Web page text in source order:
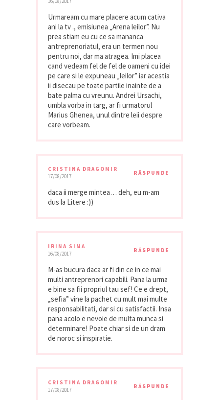
Urmaream cu mare placere acum cativa
ani la tv ., emisiunea „Arena leilor”. Nu
prea stiam eu cu ce sa mananca
antreprenoriatul, era un termen nou
pentru noi, dar ma atragea. Imi placea
cand vedeam fel de fel de oameni cu idei
pe care si le expuneau „leilor” iar acestia
ii disecau pe toate partile inainte de a
bate palma cu vreunu. Andrei Ursachi,
umbla vorba in targ, ar fi urmatorul
Marius Ghenea, unul dintre leii despre
care vorbeam.
CRISTINA DRAGOMIR
17/08/2017
RĂSPUNDE
daca ii merge mintea… deh, eu m-am
dus la Litere :))
IRINA SIMA
16/08/2017
RĂSPUNDE
M-as bucura daca ar fi din ce in ce mai
multi antreprenori capabili. Pana la urma
e bine sa fii propriul tau sef! Ce e drept,
„sefia” vine la pachet cu mult mai multe
responsabilitati, dar si cu satisfactii. Insa
pana acolo e nevoie de multa munca si
determinare! Poate chiar si de un dram
de noroc si inspiratie.
CRISTINA DRAGOMIR
17/08/2017
RĂSPUNDE